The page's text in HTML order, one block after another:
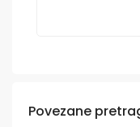
Povezane